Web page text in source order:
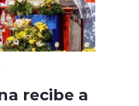
recibe a